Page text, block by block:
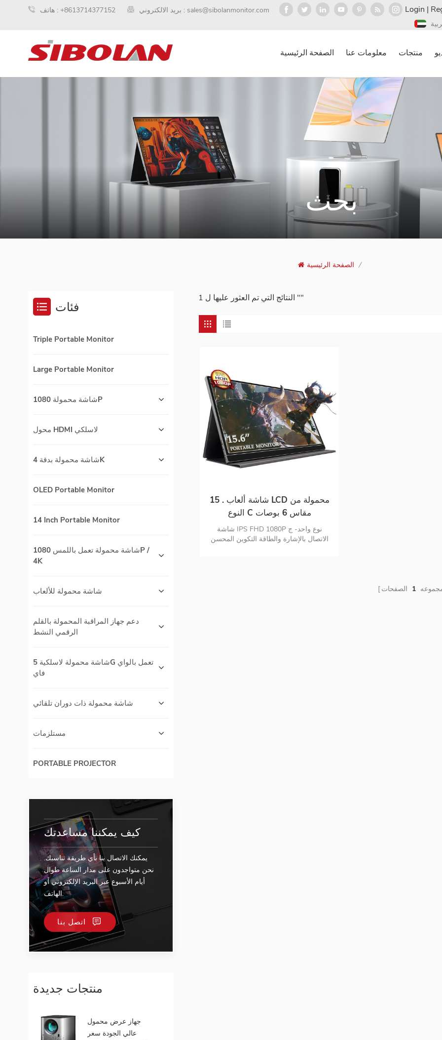
هاتف : +8613714377152 بريد الالكتروني : sales@sibolanmonitor.com Login |
الصفحة الرئيسية معلومات عنا منتجات
بحث
الصفحة الرئيسية /
1 النتائج التي تم العثور عليها ل ""
15 . شاشة ألعاب LCD محمولة من
النوع C مقاس 6 بوصات
شاشة IPS FHD 1080P نوع واحد- ج
الاتصال بالإشارة والطاقة التكوين المحسن
1 الصفحات
فئات
Triple Portable Monitor
Large Portable Monitor
شاشة محمولة 1080P
محول HDMI لاسلكي
شاشة محمولة بدقة 4K
OLED Portable Monitor
14 Inch Portable Monitor
شاشة محمولة تعمل باللمس 1080P /
4K
شاشة محمولة للألعاب
دعم جهاز المراقبة المحمولة بالقلم
الرقمي النشط
شاشة محمولة لاسلكية 5G تعمل بالواي
فاي
شاشة محمولة ذات دوران تلقائي
مستلزمات
PORTABLE PROJECTOR
كيف يمكننا مساعدتك
يمكنك الاتصال بنا بأي طريقة تناسبك.
نحن متواجدون على مدار الساعة طوال
أيام الأسبوع عبر البريد الإلكتروني أو
الهاتف.
اتصل بنا
منتجات جديدة
جهاز عرض محمول
عالي الجودة سعر